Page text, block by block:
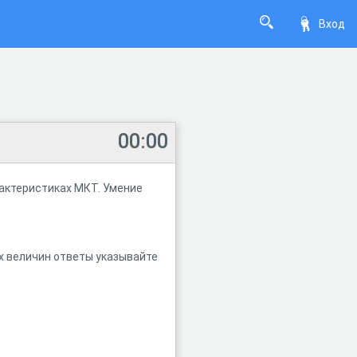
Вход
00:00
МКТ. Умение
величин ответы указывайте